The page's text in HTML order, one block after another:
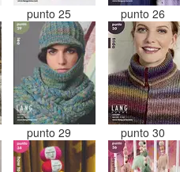
punto 25 punto 26
punto 29 punto 30